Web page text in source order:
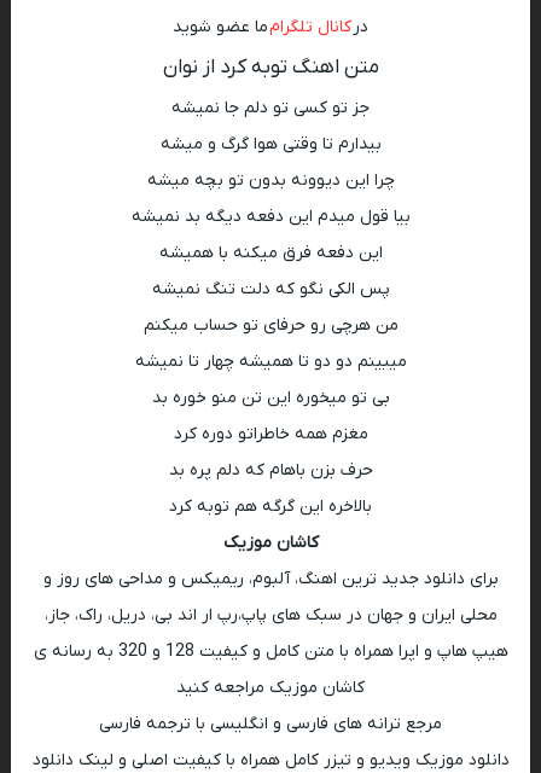
در کانال تلگرامما عضو شوید
متن اهنگ توبه کرد از نوان
جز تو کسی تو دلم جا نمیشه
بیدارم تا وقتی هوا گرگ و میشه
چرا این دیوونه بدون تو بچه میشه
بیا قول میدم این دفعه دیگه بد نمیشه
این دفعه فرق میکنه با همیشه
پس الکی نگو که دلت تنگ نمیشه
من هرچی رو حرفای تو حساب میکنم
میبینم دو دو تا همیشه چهار تا نمیشه
بی تو میخوره این تن منو خوره بد
مغزم همه خاطراتو دوره کرد
حرف بزن باهام که دلم پره بد
بالاخره این گرگه هم توبه کرد
کاشان موزیک
برای دانلود جدید ترین اهنگ، آلبوم، ریمیکس و مداحی های روز و
محلی ایران و جهان در سبک های پاپ،رپ ار اند بی، دریل، راک، جاز،
هیپ هاپ و اپرا همراه با متن کامل و کیفیت 128 و 320 به رسانه ی
کاشان موزیک مراجعه کنید
مرجع ترانه های فارسی و انگلیسی با ترجمه فارسی
دانلود موزیک ویدیو و تیزر کامل همراه با کیفیت اصلی و لینک دانلود